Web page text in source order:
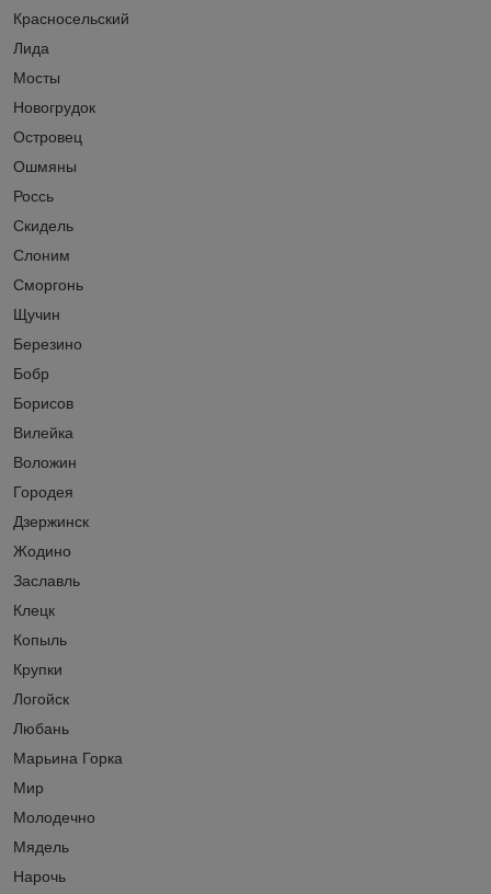
Красносельский
Лида
Мосты
Новогрудок
Островец
Ошмяны
Россь
Скидель
Слоним
Сморгонь
Щучин
Березино
Бобр
Борисов
Вилейка
Воложин
Городея
Дзержинск
Жодино
Заславль
Клецк
Копыль
Крупки
Логойск
Любань
Марьина Горка
Мир
Молодечно
Мядель
Нарочь